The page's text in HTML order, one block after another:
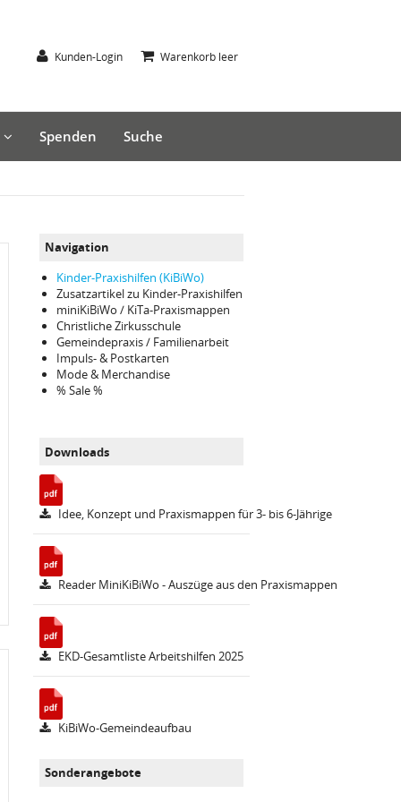
Kunden-Login Warenkorb leer
Spenden Suche
Navigation
Kinder-Praxishilfen (KiBiWo)
Zusatzartikel zu Kinder-Praxishilfen
miniKiBiWo / KiTa-Praxismappen
Christliche Zirkusschule
Gemeindepraxis / Familienarbeit
Impuls- & Postkarten
Mode & Merchandise
% Sale %
Downloads
Idee, Konzept und Praxismappen für 3- bis 6-Jährige
Reader MiniKiBiWo - Auszüge aus den Praxismappen
EKD-Gesamtliste Arbeitshilfen 2025
KiBiWo-Gemeindeaufbau
Sonderangebote